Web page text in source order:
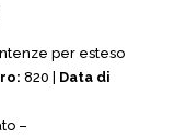
per esteso
820 | Data di
–